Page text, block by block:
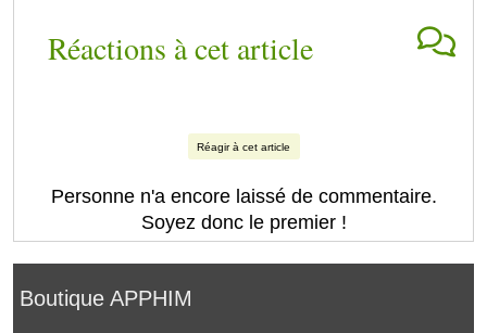
Boutique APPHIM
Réactions à cet article
Réagir à cet article
Personne n'a encore laissé de commentaire.
Soyez donc le premier !